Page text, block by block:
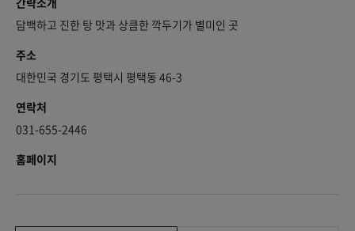
담백하고 진한 탕 맛과 상큼한 깍두기가 별미인 곳
주소
대한민국 경기도 평택시 평택동 46-3
연락처
031-655-2446
홈페이지